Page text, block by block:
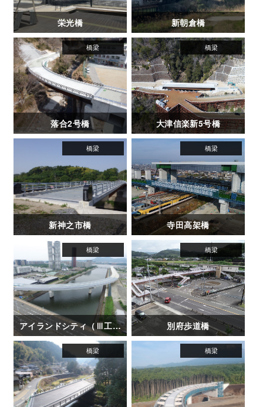
栄光橋 新朝倉橋
落合2号橋 大津信楽新5号橋
新神之市橋 寺田高架橋
アイランドシティ（Ⅲ工区） 別府歩道橋